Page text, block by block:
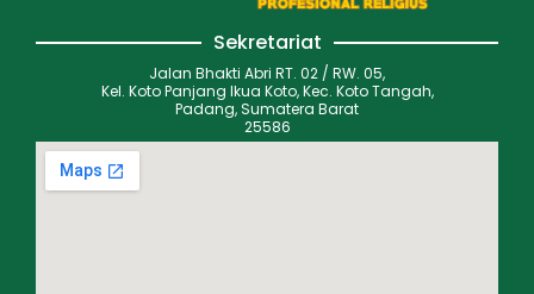
Sekretariat
Jalan Bhakti Abri RT. 02 / RW. 05,
Kel. Koto Panjang Ikua Koto, Kec. Koto Tangah,
Padang, Sumatera Barat
25586